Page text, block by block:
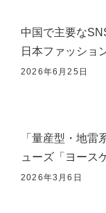
中国で主要な
日本ファッショ
2026年6月25日
「量産型・地
ューズ「ヨース
2026年3月6日